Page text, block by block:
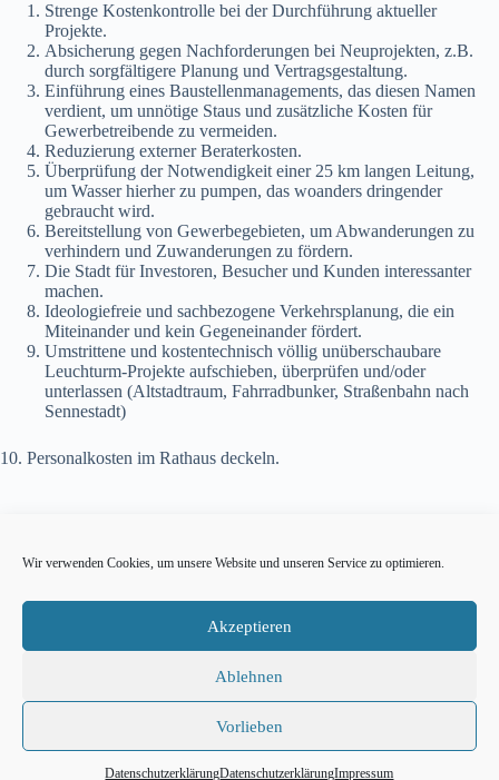
Wir verwenden Cookies, um unsere Website und unseren Service zu optimieren.
Akzeptieren
Ablehnen
Vorlieben
DatenschutzerklärungDatenschutzerklärungImpressum
Strenge Kostenkontrolle bei der Durchführung aktueller
Projekte.
Absicherung gegen Nachforderungen bei Neuprojekten, z.B.
durch sorgfältigere Planung und Vertragsgestaltung.
Einführung eines Baustellenmanagements, das diesen Namen
verdient, um unnötige Staus und zusätzliche Kosten für
Gewerbetreibende zu vermeiden.
Reduzierung externer Beraterkosten.
Überprüfung der Notwendigkeit einer 25 km langen Leitung,
um Wasser hierher zu pumpen, das woanders dringender
gebraucht wird.
Bereitstellung von Gewerbegebieten, um Abwanderungen zu
verhindern und Zuwanderungen zu fördern.
Die Stadt für Investoren, Besucher und Kunden interessanter
machen.
Ideologiefreie und sachbezogene Verkehrsplanung, die ein
Miteinander und kein Gegeneinander fördert.
Umstrittene und kostentechnisch völlig unüberschaubare
Leuchturm-Projekte aufschieben, überprüfen und/oder
unterlassen (Altstadtraum, Fahrradbunker, Straßenbahn nach
Sennestadt)
10. Personalkosten im Rathaus deckeln.
diebasis OWL
Impressum
Datenschutzerklärung